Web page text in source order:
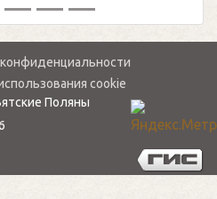
cookie
Поляны